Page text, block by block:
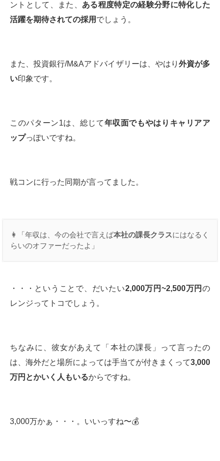
ントとして、また、 ある程度特定の経験分野に特化した
活躍を期待されての採用 でしょう。
また、投資銀行/M&Aアドバイザリーは、やはり 外資が多
い印象です。
このパターン1は、総じて年収面でもやはりキャリアア
ップっぽいですね。
戦コンに行った同期が言ってました。
👩「年収は、今の会社で言えば本社の課長クラスにはなるく
らいのオファーだったよ」
・・・ということで、だいたい2,000万円 ~2,500万円 の
レンジってトコでしょう。
ちなみに、彼女があえて「本社の課長」って言ったの
は、海外だと場所によっては手当てが付きまくって3,000
万円とかいく人もいるからですね。
3,000万かぁ・・・。いいっすね〜💰